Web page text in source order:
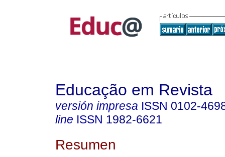
Educação em Revista
versión impresa ISSN 0102-
line ISSN 1982-6621
Resumen